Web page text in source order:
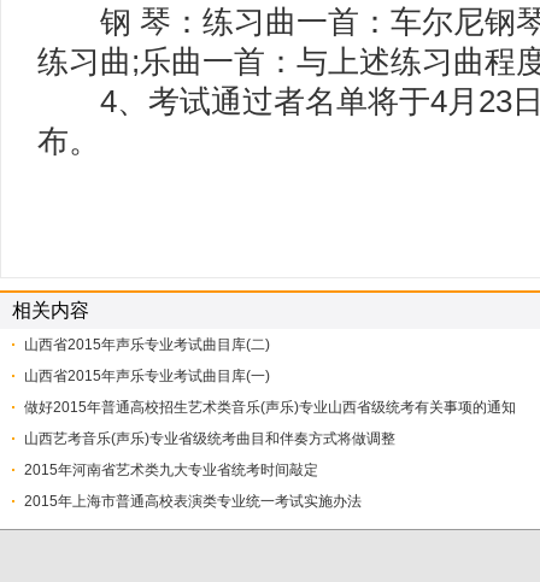
钢 琴：练习曲一首：车尔尼钢
练习曲;乐曲一首：与上述练习曲程
4、考试通过者名单将于4月23日
布。
相关内容
山西省2015年声乐专业考试曲目库(二)
山西省2015年声乐专业考试曲目库(一)
做好2015年普通高校招生艺术类音乐(声乐)专业山西省级统考有关事项的通知
山西艺考音乐(声乐)专业省级统考曲目和伴奏方式将做调整
2015年河南省艺术类九大专业省统考时间敲定
2015年上海市普通高校表演类专业统一考试实施办法